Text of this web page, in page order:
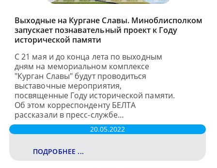
Выходные на Кургане Славы. Миноблисполком
запускает познавательный проект к Году
исторической памяти
С 21 мая и до конца лета по выходным
дням на мемориальном комплексе
"Курган Славы" будут проводиться
выставочные мероприятия,
посвященные Году исторической памяти.
Об этом корреспонденту БЕЛТА
рассказали в пресс-службе…
20.05.2022
ПОДРОБНЕЕ ...